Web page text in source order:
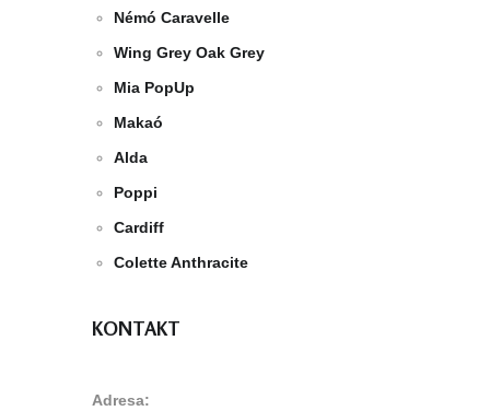
Némó Caravelle
Wing Grey Oak Grey
Mia PopUp
Makaó
Alda
Poppi
Cardiff
Colette Anthracite
KONTAKT
Adresa: